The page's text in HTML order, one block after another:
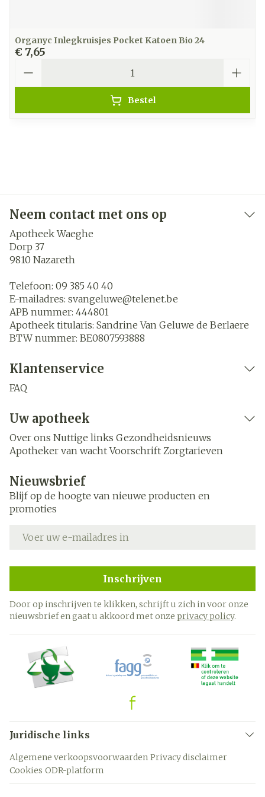
Organyc Inlegkruisjes Pocket Katoen Bio 24
€ 7,65
Bestel
Neem contact met ons op
Apotheek Waeghe
Dorp 37
9810 Nazareth
Telefoon: 09 385 40 40
E-mailadres: svangeluwe@telenet.be
APB nummer: 444801
Apotheek titularis: Sandrine Van Geluwe de Berlaere
BTW nummer: BE0807593888
Klantenservice
FAQ
Uw apotheek
Over ons Nuttige links Gezondheidsnieuws
Apotheker van wacht Voorschrift Zorgtarieven
Nieuwsbrief
Blijf op de hoogte van nieuwe producten en
promoties
Inschrijven
Door op inschrijven te klikken, schrijft u zich in voor onze
nieuwsbrief en gaat u akkoord met onze privacy policy.
Juridische links
Algemene verkoopsvoorwaarden Privacy disclaimer
Cookies ODR-platform